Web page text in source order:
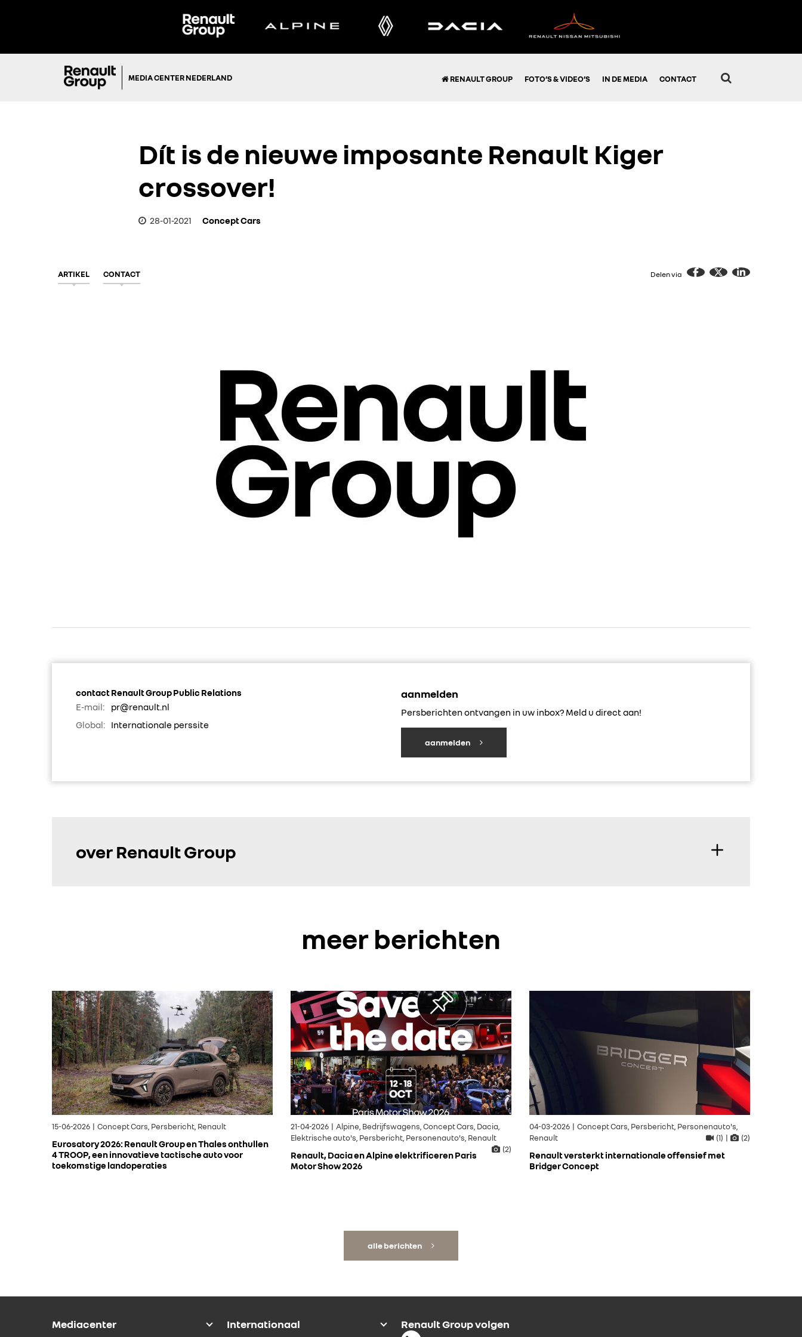
MEDIA CENTER NEDERLAND RENAULT GROUP FOTO’S & VIDEO’S IN DE MEDIA CONTACT
Dít is de nieuwe imposante Renault Kiger
crossover!
28-01-2021 Concept Cars
ARTIKEL CONTACT Delen via
contact Renault Group Public Relations
E-mail:
pr@renault.nl
Global:
Internationale perssite
aanmelden
Persberichten ontvangen in uw inbox? Meld u direct aan!
aanmelden
over Renault Group
meer berichten
15-06-2026 | Concept Cars, Persbericht, Renault
Eurosatory 2026: Renault Group en Thales onthullen
4 TROOP, een innovatieve tactische auto voor
toekomstige landoperaties
21-04-2026 | Alpine, Bedrijfswagens, Concept Cars, Dacia,
Elektrische auto's, Persbericht, Personenauto's, Renault
(2)
Renault, Dacia en Alpine elektrificeren Paris
Motor Show 2026
04-03-2026 | Concept Cars, Persbericht, Personenauto's,
Renault
(1) | (2)
Renault versterkt internationale offensief met
Bridger Concept
alle berichten
Mediacenter Internationaal Renault Group volgen